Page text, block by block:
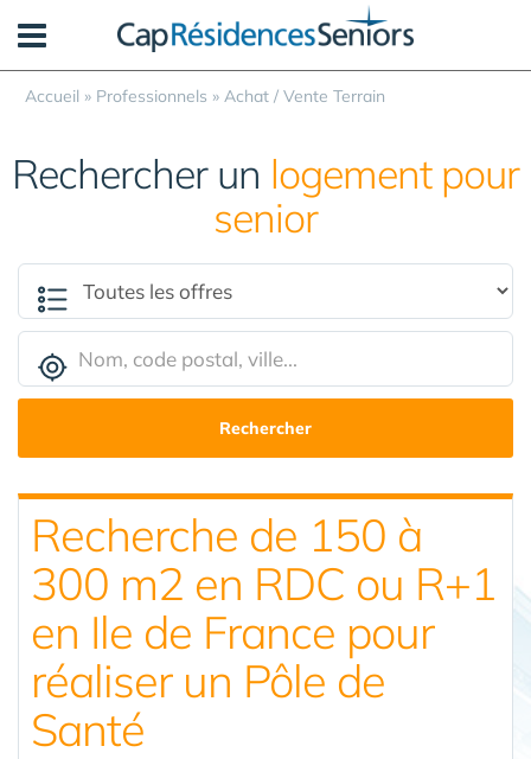
Accueil » Professionnels » Achat / Vente Terrain
Rechercher un logement pour
senior
Rechercher
Recherche de 150 à
300 m2 en RDC ou R+1
en Ile de France pour
réaliser un Pôle de
Santé